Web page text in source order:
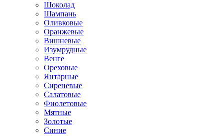
Шоколад
Шампань
Оливковые
Оранжевые
Вишневые
Изумрудные
Венге
Ореховые
Янтарные
Сиреневые
Салатовые
Фиолетовые
Мятные
Золотые
Синие